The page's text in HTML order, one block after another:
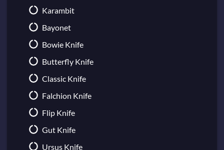
Bloodhound Gloves
Hand Wraps
Hydra Gloves
Moto Gloves
Specialist Gloves
Sport Gloves
M249
MAG-7
Negev
Nova
XM1014
Karambit
Bayonet
Bowie Knife
Butterfly Knife
Classic Knife
Falchion Knife
Flip Knife
Gut Knife
Ursus Knife